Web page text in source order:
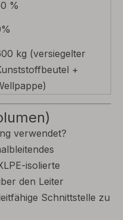
%
kg (versiegelter
+
verwendet?
isolierte
den Leiter
Schnittstelle zu